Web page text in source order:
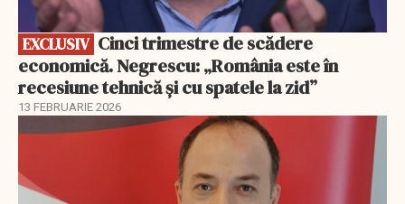
EXCLUSIV
economică. Negrescu: „România este în
recesiune tehnică și cu spatele la zid”
13 FEBRUARIE 2026
EXCLUSIV